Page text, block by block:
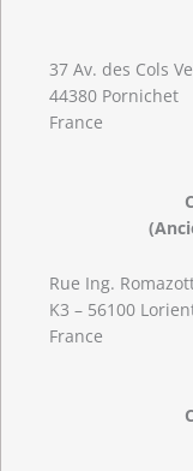
37 Av. des Cols
44380 Pornichet
France
Rue Ing.
K3 – 56100
France